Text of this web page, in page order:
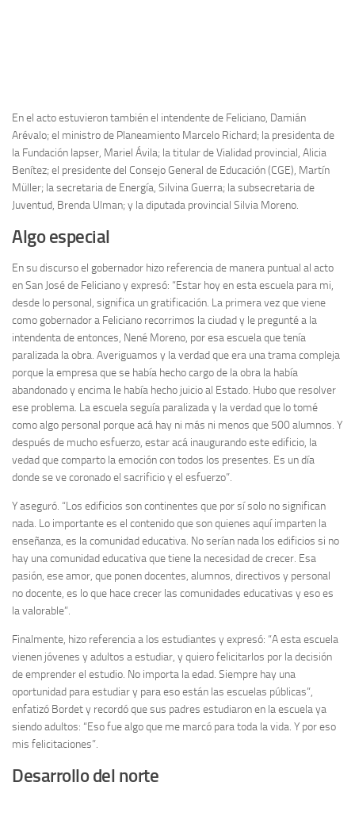
En el acto estuvieron también el intendente de Feliciano, Damián
Arévalo; el ministro de Planeamiento Marcelo Richard; la presidenta de
la Fundación Iapser, Mariel Ávila; la titular de Vialidad provincial, Alicia
Benítez; el presidente del Consejo General de Educación (CGE), Martín
Müller; la secretaria de Energía, Silvina Guerra; la subsecretaria de
Juventud, Brenda Ulman; y la diputada provincial Silvia Moreno.
Algo especial
En su discurso el gobernador hizo referencia de manera puntual al acto
en San José de Feliciano y expresó: “Estar hoy en esta escuela para mi,
desde lo personal, significa un gratificación. La primera vez que viene
como gobernador a Feliciano recorrimos la ciudad y le pregunté a la
intendenta de entonces, Nené Moreno, por esa escuela que tenía
paralizada la obra. Averiguamos y la verdad que era una trama compleja
porque la empresa que se había hecho cargo de la obra la había
abandonado y encima le había hecho juicio al Estado. Hubo que resolver
ese problema. La escuela seguía paralizada y la verdad que lo tomé
como algo personal porque acá hay ni más ni menos que 500 alumnos. Y
después de mucho esfuerzo, estar acá inaugurando este edificio, la
vedad que comparto la emoción con todos los presentes. Es un día
donde se ve coronado el sacrificio y el esfuerzo”.
Y aseguró. “Los edificios son continentes que por sí solo no significan
nada. Lo importante es el contenido que son quienes aquí imparten la
enseñanza, es la comunidad educativa. No serían nada los edificios si no
hay una comunidad educativa que tiene la necesidad de crecer. Esa
pasión, ese amor, que ponen docentes, alumnos, directivos y personal
no docente, es lo que hace crecer las comunidades educativas y eso es
la valorable”.
Finalmente, hizo referencia a los estudiantes y expresó: “A esta escuela
vienen jóvenes y adultos a estudiar, y quiero felicitarlos por la decisión
de emprender el estudio. No importa la edad. Siempre hay una
oportunidad para estudiar y para eso están las escuelas públicas”,
enfatizó Bordet y recordó que sus padres estudiaron en la escuela ya
siendo adultos: “Eso fue algo que me marcó para toda la vida. Y por eso
mis felicitaciones”.
Desarrollo del norte